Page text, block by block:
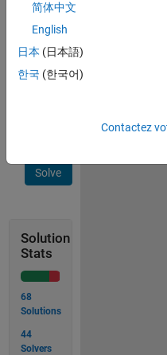
number
n of
Find
volume
Solve
Solution
Stats
68
Solutions
44
Solvers
简体中文
English
日本 (日本語)
한국 (한국어)
Contactez